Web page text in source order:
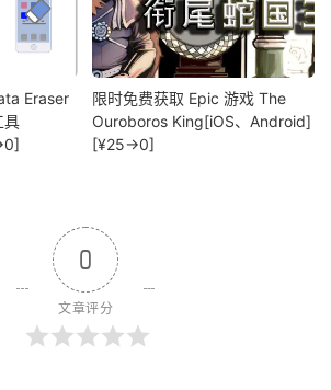
Eraser
具
限时免费获取 Epic 游戏 The
Ouroboros King[iOS、Android]
[¥25→0]
0
文章评分